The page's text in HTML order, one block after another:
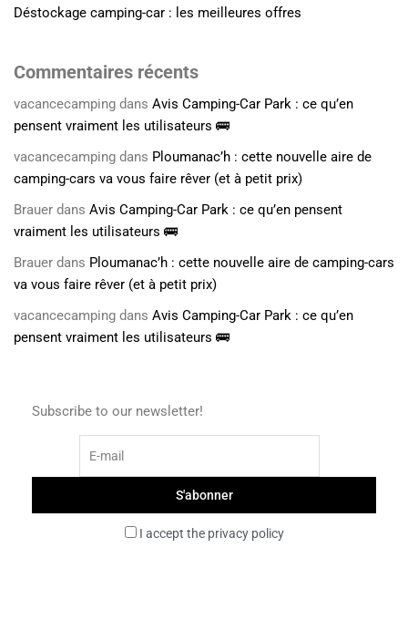
Déstockage camping-car : les meilleures offres
Commentaires récents
vacancecamping dans Avis Camping-Car Park : ce qu’en
pensent vraiment les utilisateurs 🚌
vacancecamping dans Ploumanac’h : cette nouvelle aire de
camping-cars va vous faire rêver (et à petit prix)
Brauer dans Avis Camping-Car Park : ce qu’en pensent
vraiment les utilisateurs 🚌
Brauer dans Ploumanac’h : cette nouvelle aire de camping-cars
va vous faire rêver (et à petit prix)
vacancecamping dans Avis Camping-Car Park : ce qu’en
pensent vraiment les utilisateurs 🚌
Subscribe to our newsletter!
I accept the privacy policy